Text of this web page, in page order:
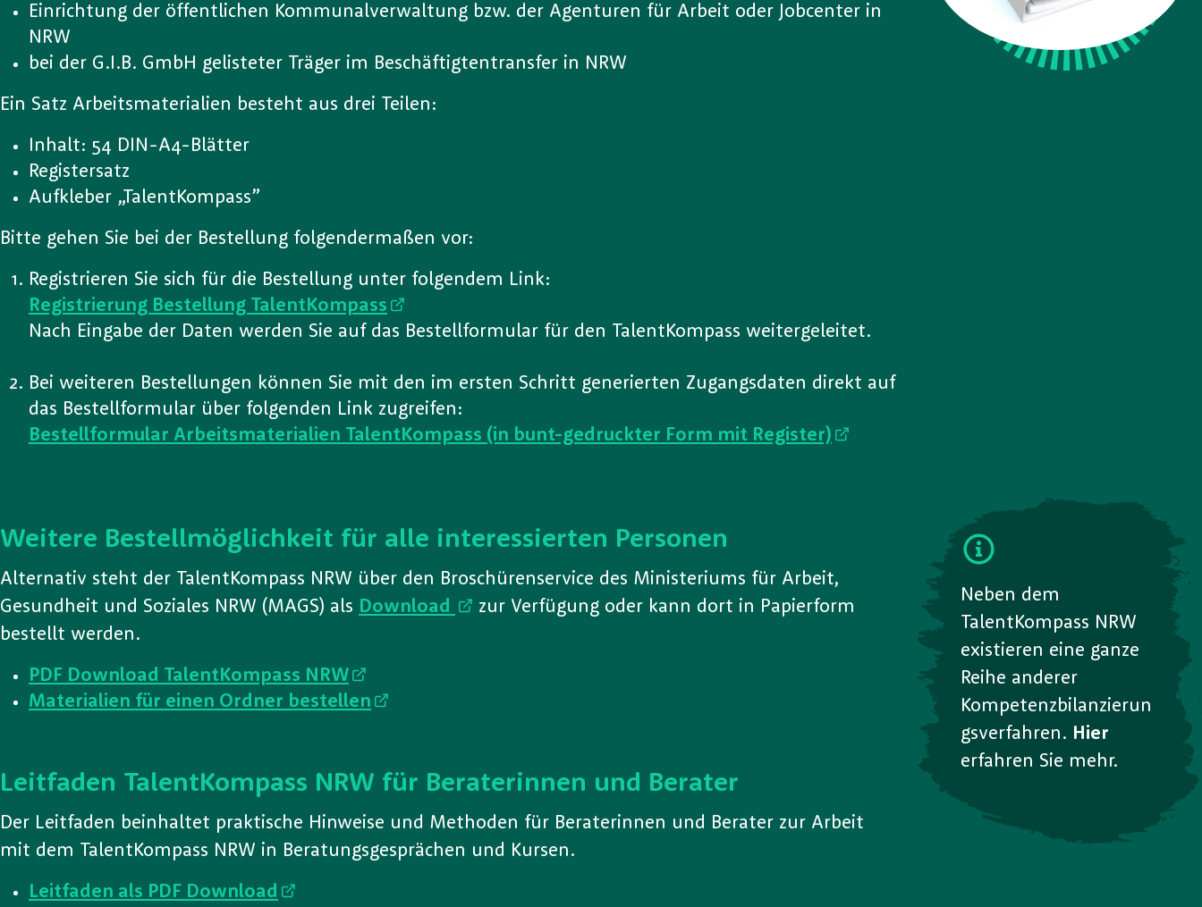
Einrichtung der öffentlichen Kommunalverwaltung bzw. der Agenturen für Arbeit oder Jobcenter in
NRW
bei der G.I.B. GmbH gelisteter Träger im Beschäftigtentransfer in NRW
Ein Satz Arbeitsmaterialien besteht aus drei Teilen:
Inhalt: 54 DIN-A4-Blätter
Registersatz
Aufkleber „TalentKompass”
Bitte gehen Sie bei der Bestellung folgendermaßen vor:
Registrieren Sie sich für die Bestellung unter folgendem Link:
Registrierung Bestellung TalentKompass
Nach Eingabe der Daten werden Sie auf das Bestellformular für den TalentKompass weitergeleitet.
Bei weiteren Bestellungen können Sie mit den im ersten Schritt generierten Zugangsdaten direkt auf
das Bestellformular über folgenden Link zugreifen:
Bestellformular Arbeitsmaterialien TalentKompass (in bunt-gedruckter Form mit Register)
Weitere Bestellmöglichkeit für alle interessierten Personen
Alternativ steht der TalentKompass NRW über den Broschürenservice des Ministeriums für Arbeit,
Gesundheit und Soziales NRW (MAGS) als Download
zur Verfügung oder kann dort in Papierform
bestellt werden.
PDF Download TalentKompass NRW
Materialien für einen Ordner bestellen
Leitfaden TalentKompass NRW für Beraterinnen und Berater
Der Leitfaden beinhaltet praktische Hinweise und Methoden für Beraterinnen und Berater zur Arbeit
mit dem TalentKompass NRW in Beratungsgesprächen und Kursen.
Leitfaden als PDF Download
Neben dem
TalentKompass NRW
existieren eine ganze
Reihe anderer
Kompetenzbilanzierun
gsverfahren. Hier
erfahren Sie mehr.